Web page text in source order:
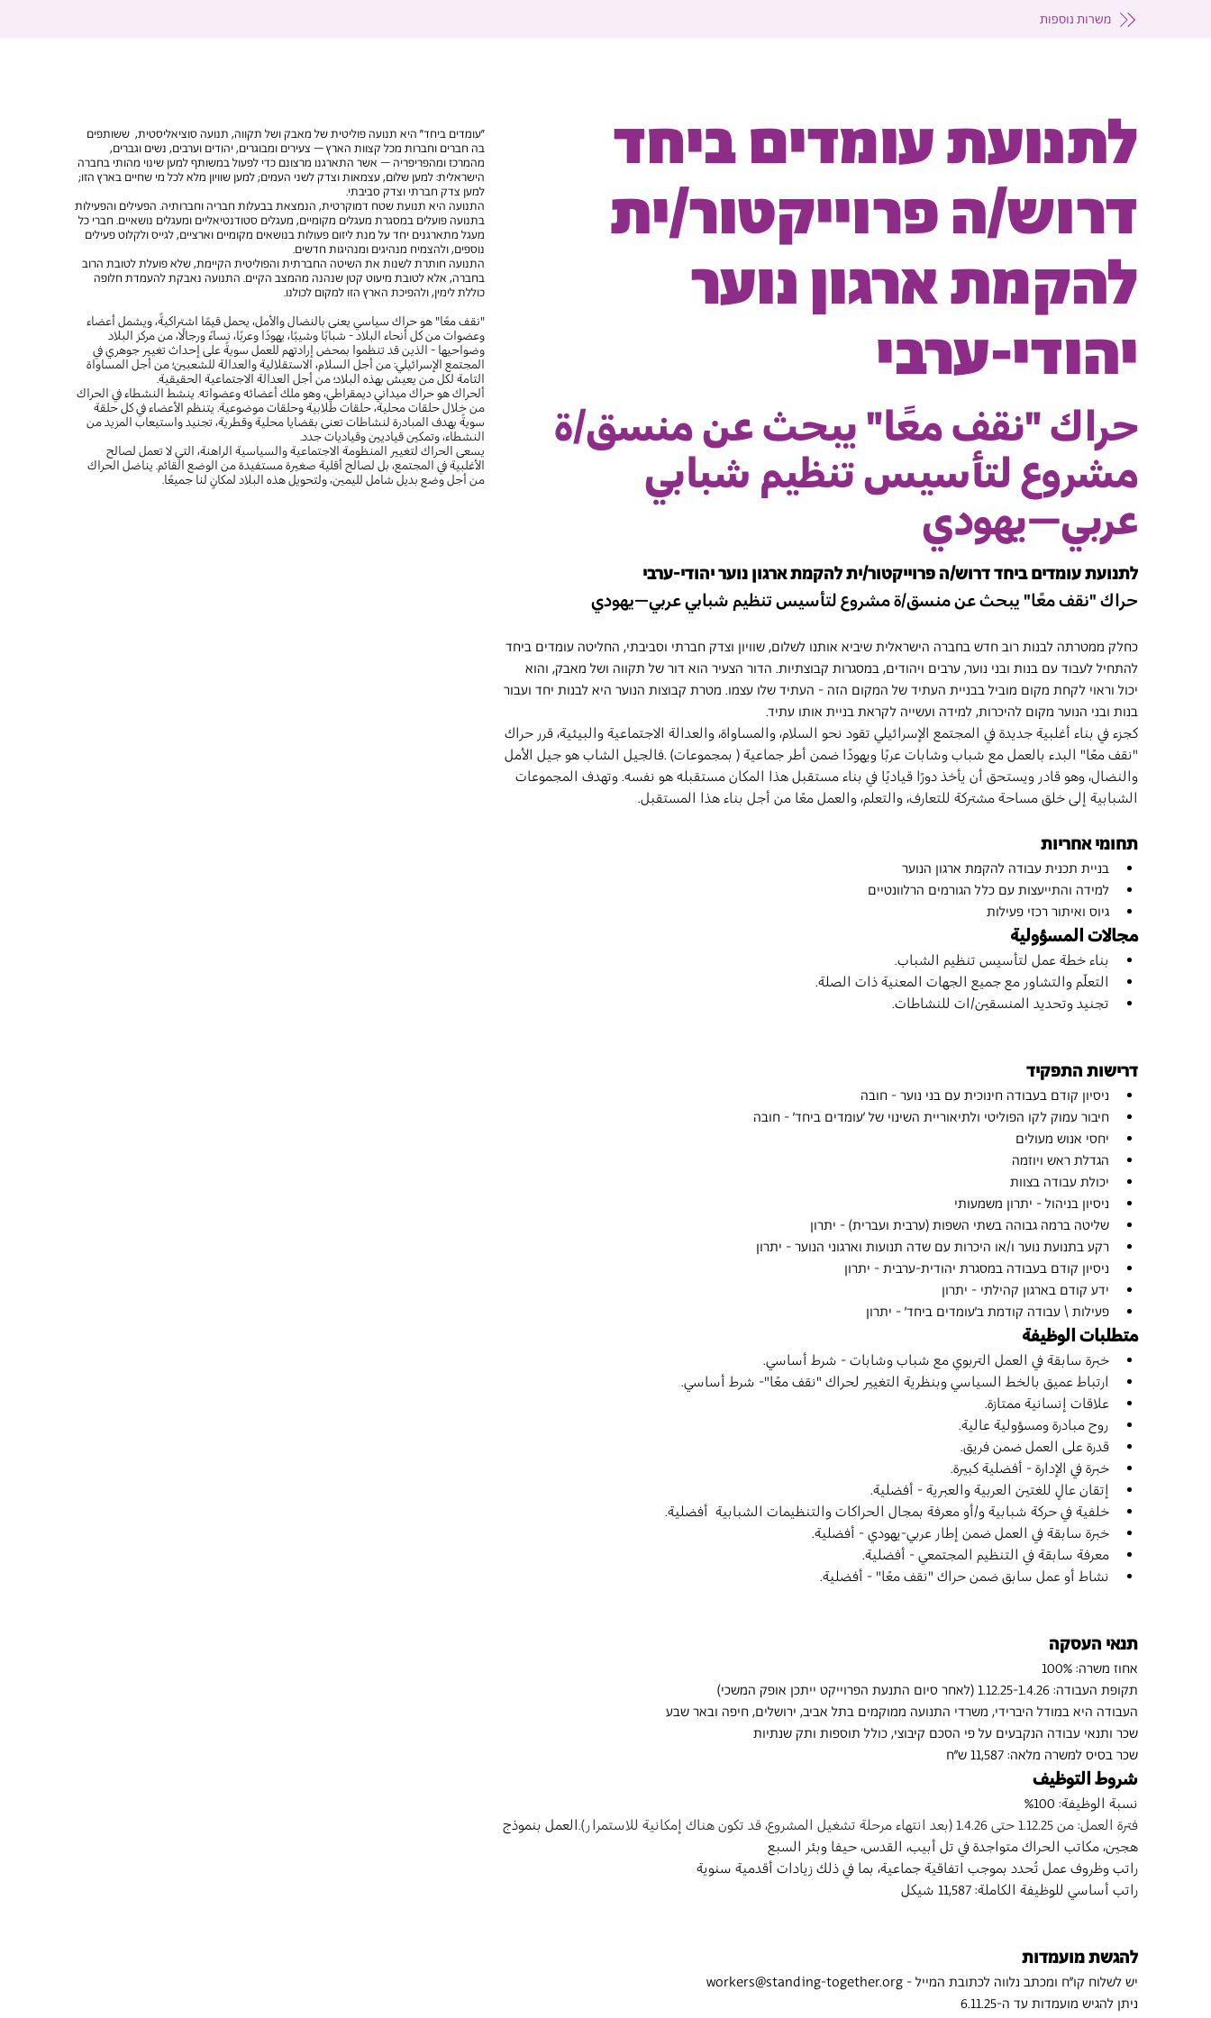
"עומדים ביחד" היא תנועה פוליטית של מאבק ושל תקווה, תנועה סוציאליסטית, ששותפים
בה חברים וחברות מכל קצוות הארץ – צעירים ומבוגרים, יהודים וערבים, נשים וגברים,
מהמרכז ומהפריפריה – אשר התארגנו מרצונם כדי לפעול במשותף למען שינוי מהותי בחברה
הישראלית: למען שלום, עצמאות וצדק לשני העמים; למען שוויון מלא לכל מי שחיים בארץ הזו;
למען צדק חברתי וצדק סביבתי.
התנועה היא תנועת שטח דמוקרטית, הנמצאת בבעלות חבריה וחברותיה. הפעילים והפעילות
בתנועה פועלים במסגרת מעגלים מקומיים, מעגלים סטודנטיאליים ומעגלים נושאיים. חברי כל
מעגל מתארגנים יחד על מנת ליזום פעולות בנושאים מקומיים וארציים, לגייס ולקלוט פעילים
נוספים, ולהצמיח מנהיגים ומנהיגות חדשים.
התנועה חותרת לשנות את השיטה החברתית והפוליטית הקיימת, שלא פועלת לטובת הרוב
בחברה, אלא לטובת מיעוט קטן שנהנה מהמצב הקיים. התנועה נאבקת להעמדת חלופה
כוללת לימין, ולהפיכת הארץ הזו למקום לכולנו.
"نقف معًا" هو حراك سياسي يعنى بالنضال والأمل، يحمل قيمًا اشتراكيةً، ويشمل أعضاء
وعضوات من كل أنحاء البلاد - شبابًا وشيبًا، يهودًا وعربًا، نساءً ورجالًا، من مركز البلاد
وضواحيها - الذين قد تنظموا بمحض إرادتهم للعمل سويةً على إحداث تغيير جوهري في
المجتمع الإسرائيلي: من أجل السلام، الاستقلالية والعدالة للشعبين؛ من أجل المساواة
التامة لكل من يعيش بهذه البلاد؛ من أجل العدالة الاجتماعية الحقيقية.
ألحراك هو حراك ميداني ديمقراطي، وهو ملك أعضائه وعضواته. ينشط النشطاء في الحراك
من خلال حلقات محلية، حلقات طلابية وحلقات موضوعية. يتنظم الأعضاء في كل حلقة
سويةً بهدف المبادرة لنشاطات تعنى بقضايا محلية وقطرية، تجنيد واستيعاب المزيد من
النشطاء، وتمكين قياديين وقياديات جدد.
يسعى الحراك لتغيير المنظومة الاجتماعية والسياسية الراهنة، التي لا تعمل لصالح
الأغلبية في المجتمع، بل لصالح أقلية صغيرة مستفيدة من الوضع القائم. يناضل الحراك
من أجل وضع بديل شامل لليمين، ولتحويل هذه البلاد لمكانٍ لنا جميعًا.
לתנועת עומדים ביחד
דרוש/ה פרוייקטור/ית
להקמת ארגון נוער
יהודי-ערבי
حراك "نقف معًا" يبحث عن منسق/ة
مشروع لتأسيس تنظيم شبابي
عربي–يهودي
לתנועת עומדים ביחד דרוש/ה פרוייקטור/ית להקמת ארגון נוער יהודי-ערבי
حراك "نقف معًا" يبحث عن منسق/ة مشروع لتأسيس تنظيم شبابي عربي–يهودي
כחלק ממטרתה לבנות רוב חדש בחברה הישראלית שיביא אותנו לשלום, שוויון וצדק חברתי וסביבתי, החליטה עומדים ביחד
להתחיל לעבוד עם בנות ובני נוער, ערבים ויהודים, במסגרות קבוצתיות. הדור הצעיר הוא דור של תקווה ושל מאבק, והוא
יכול וראוי לקחת מקום מוביל בבניית העתיד של המקום הזה - העתיד שלו עצמו. מטרת קבוצות הנוער היא לבנות יחד ועבור
בנות ובני הנוער מקום להיכרות, למידה ועשייה לקראת בניית אותו עתיד.
كجزء في بناء أغلبية جديدة في المجتمع الإسرائيلي تقود نحو السلام، والمساواة، والعدالة الاجتماعية والبيئية، قرر حراك
"نقف معًا" البدء بالعمل مع شباب وشابات عربًا ويهودًا ضمن أطر جماعية ( بمجموعات) .فالجيل الشاب هو جيل الأمل
والنضال، وهو قادر ويستحق أن يأخذ دورًا قياديًا في بناء مستقبل هذا المكان مستقبله هو نفسه. وتهدف المجموعات
الشبابية إلى خلق مساحة مشتركة للتعارف، والتعلم، والعمل معًا من أجل بناء هذا المستقبل.
תחומי אחריות
בניית תכנית עבודה להקמת ארגון הנוער
למידה והתייעצות עם כלל הגורמים הרלוונטיים
גיוס ואיתור רכזי פעילות
مجالات المسؤولية
بناء خطة عمل لتأسيس تنظيم الشباب.
التعلّم والتشاور مع جميع الجهات المعنية ذات الصلة.
تجنيد وتحديد المنسقين/ات للنشاطات.
דרישות התפקיד
ניסיון קודם בעבודה חינוכית עם בני נוער - חובה
חיבור עמוק לקו הפוליטי ולתיאוריית השינוי של 'עומדים ביחד' - חובה
יחסי אנוש מעולים
הגדלת ראש ויוזמה
יכולת עבודה בצוות
ניסיון בניהול - יתרון משמעותי
שליטה ברמה גבוהה בשתי השפות (ערבית ועברית) - יתרון
רקע בתנועת נוער ו/או היכרות עם שדה תנועות וארגוני הנוער - יתרון
ניסיון קודם בעבודה במסגרת יהודית-ערבית - יתרון
ידע קודם בארגון קהילתי - יתרון
פעילות \ עבודה קודמת ב'עומדים ביחד' - יתרון
متطلبات الوظيفة
خبرة سابقة في العمل التربوي مع شباب وشابات - شرط أساسي.
ارتباط عميق بالخط السياسي وبنظرية التغيير لحراك "نقف معًا"- شرط أساسي.
علاقات إنسانية ممتازة.
روح مبادرة ومسؤولية عالية.
قدرة على العمل ضمن فريق.
خبرة في الإدارة - أفضلية كبيرة.
إتقان عالٍ للغتين العربية والعبرية - أفضلية.
خلفية في حركة شبابية و/أو معرفة بمجال الحراكات والتنظيمات الشبابية  أفضلية.
خبرة سابقة في العمل ضمن إطار عربي-يهودي - أفضلية.
معرفة سابقة في التنظيم المجتمعي - أفضلية.
نشاط أو عمل سابق ضمن حراك "نقف معًا" - أفضلية.
תנאי העסקה
אחוז משרה: 100%
תקופת העבודה: 1.12.25-1.4.26 (לאחר סיום התנעת הפרוייקט ייתכן אופק המשכי)
העבודה היא במודל היברידי, משרדי התנועה ממוקמים בתל אביב, ירושלים, חיפה ובאר שבע
שכר ותנאי עבודה הנקבעים על פי הסכם קיבוצי, כולל תוספות ותק שנתיות
שכר בסיס למשרה מלאה: 11,587 ש״ח
شروط التوظيف
نسبة الوظيفة: 100%
فترة العمل: من 1.12.25 حتى 1.4.26 (بعد انتهاء مرحلة تشغيل المشروع، قد تكون هناك إمكانية للاستمرار).
العمل بنموذج
هجين، مكاتب الحراك متواجدة في تل أبيب، القدس، حيفا وبئر السبع
راتب وظروف عمل تُحدد بموجب اتفاقية جماعية، بما في ذلك زيادات أقدمية سنوية
راتب أساسي للوظيفة الكاملة: 11,587 شيكل
להגשת מועמדות
יש לשלוח קו״ח ומכתב נלווה לכתובת המייל - workers@standing-together.org
ניתן להגיש מועמדות עד ה-6.11.25
משרות נוספות